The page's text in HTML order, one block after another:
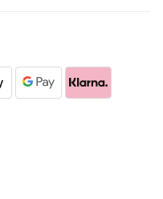
are beautiful, sturdy, and